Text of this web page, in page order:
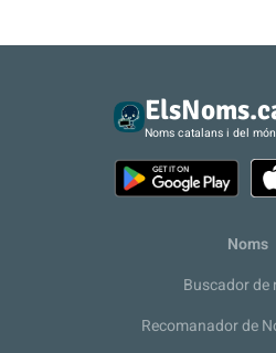
Noms catalans i del món
Noms
Buscador de
Recomanador de